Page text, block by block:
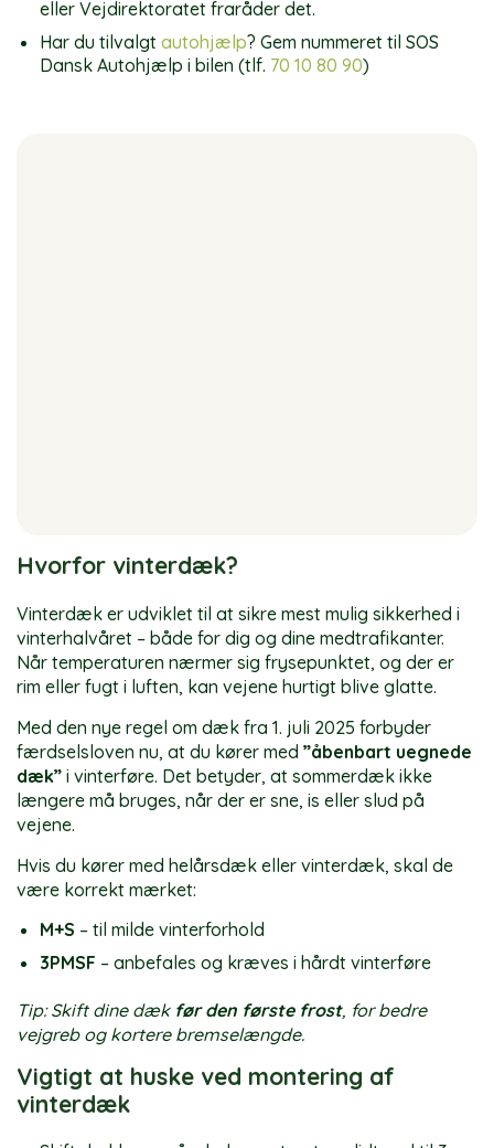
eller Vejdirektoratet fraråder det.
Har du tilvalgt autohjælp? Gem nummeret til SOS
Dansk Autohjælp i bilen (tlf. 70 10 80 90)
Hvorfor vinterdæk?
Vinterdæk er udviklet til at sikre mest mulig sikkerhed i
vinterhalvåret – både for dig og dine medtrafikanter.
Når temperaturen nærmer sig frysepunktet, og der er
rim eller fugt i luften, kan vejene hurtigt blive glatte.
Med den nye regel om dæk fra 1. juli 2025 forbyder
færdselsloven nu, at du kører med ”åbenbart uegnede
dæk” i vinterføre. Det betyder, at sommerdæk ikke
længere må bruges, når der er sne, is eller slud på
vejene.
Hvis du kører med helårsdæk eller vinterdæk, skal de
være korrekt mærket:
M+S – til milde vinterforhold
3PMSF – anbefales og kræves i hårdt vinterføre
Tip: Skift dine dæk før den første frost, for bedre
vejgreb og kortere bremselængde.
Vigtigt at huske ved montering af
vinterdæk